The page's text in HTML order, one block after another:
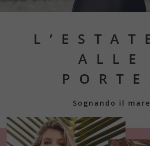
ALLE
Sognando il mare